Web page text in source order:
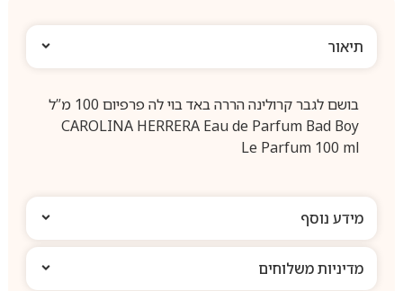
תיאור
בושם לגבר קרולינה הררה באד בוי לה פרפיום 100 מ”ל
CAROLINA HERRERA Eau de Parfum Bad Boy
Le Parfum 100 ml
מידע נוסף
מדיניות משלוחים